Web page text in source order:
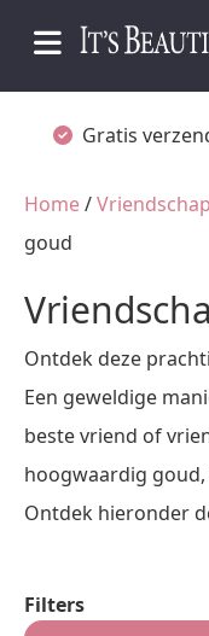
Gratis
Home/
goud
Ontdek deze
Een geweldige
beste vriend of
hoogwaardig
Ontdek hieronder
Filters